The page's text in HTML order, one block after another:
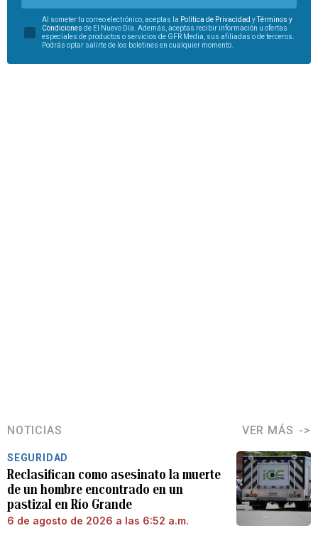
Al someter tu correo electrónico, aceptas la Política de Privacidad y
Términos y
Condiciones de El Nuevo Día. Además, aceptas recibir información u ofertas
especiales de productos o servicios de GFR Media, sus afiliadas o de terceros.
Podrás optar salirte de los boletines en cualquier momento.
NOTICIAS VER MÁS
SEGURIDAD
Reclasifican como asesinato la muerte
de un hombre encontrado en un
pastizal en Río Grande
6 de agosto de 2026 a las 6:52 a.m.